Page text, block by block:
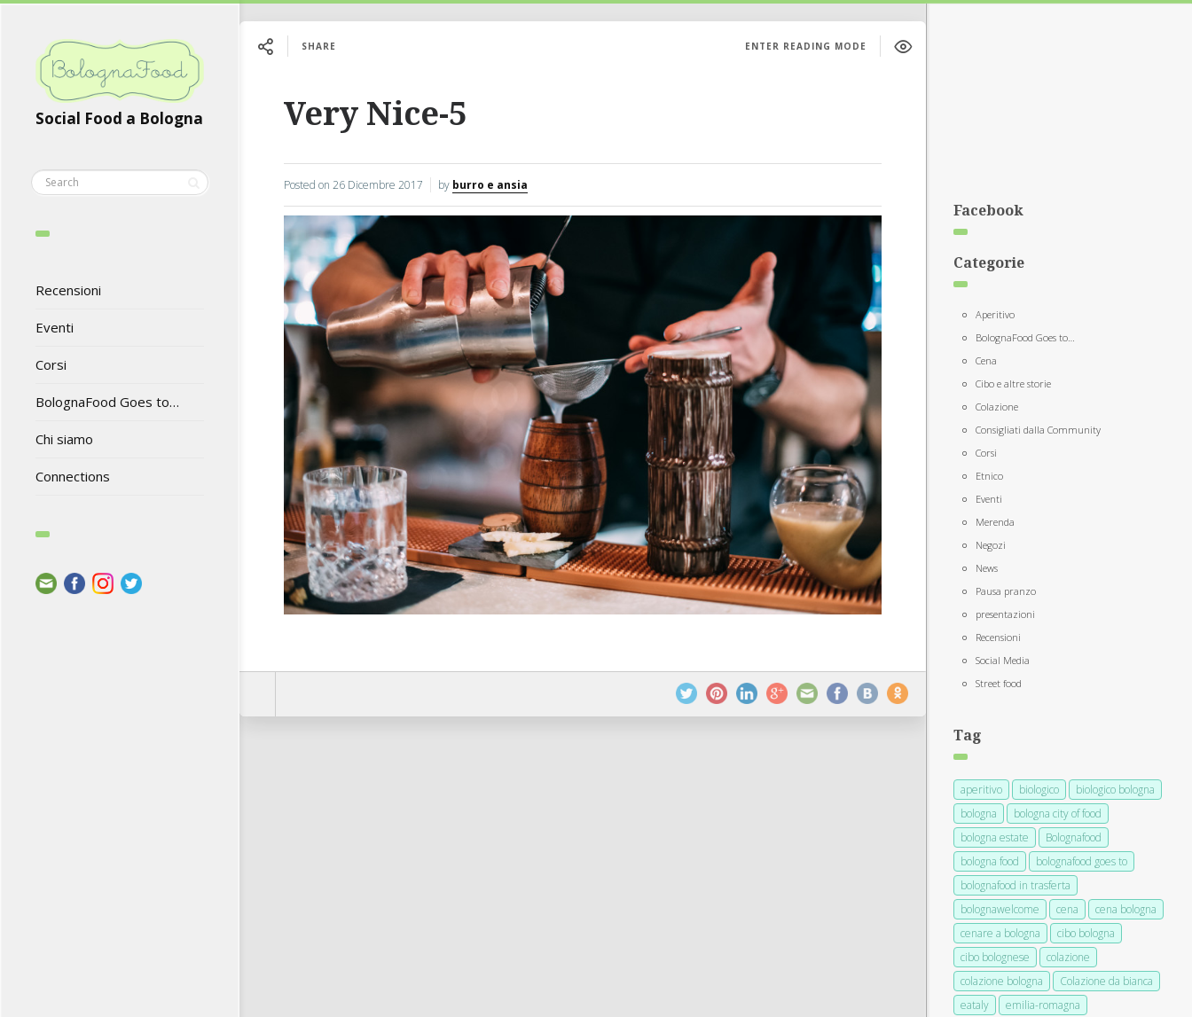
Social Food a Bologna
Recensioni
Eventi
Corsi
BolognaFood Goes to…
Chi siamo
Connections
SHARE ENTER READING MODE
Very Nice-5
Posted on 26 Dicembre 2017 by burro e ansia
Facebook
Categorie
Aperitivo
BolognaFood Goes to…
Cena
Cibo e altre storie
Colazione
Consigliati dalla Community
Corsi
Etnico
Eventi
Merenda
Negozi
News
Pausa pranzo
presentazioni
Recensioni
Social Media
Street food
Tag
aperitivo biologico
biologico bologna
bologna
bologna city of food
bologna estate
Bolognafood
bologna food
bolognafood goes to
bolognafood in trasferta
bolognawelcome
cena
cena bologna
cenare a bologna
cibo bologna
cibo bolognese
colazione
colazione bologna
Colazione da bianca
eataly
emilia-romagna